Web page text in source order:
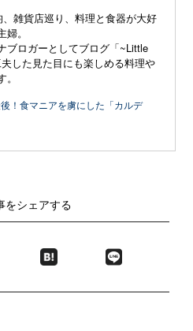
、雑貨店巡り、料理と食器が大好
。
ブロガーとしてブログ「~Little
した見た目にも楽しめる料理や
！食マニアを虜にした「カルデ
をシェアする